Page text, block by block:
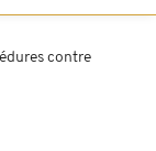
contre